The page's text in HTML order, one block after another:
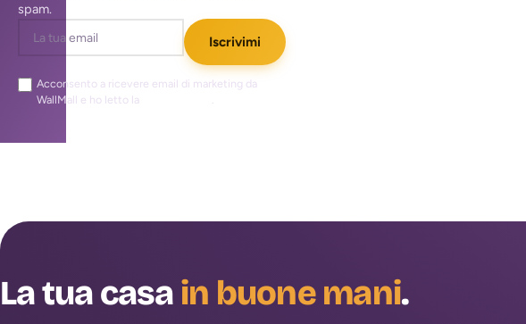
spam.
Iscrivimi
Acconsento a ricevere email di marketing da
WallMall e ho letto la
.
La tua casa in buone mani.